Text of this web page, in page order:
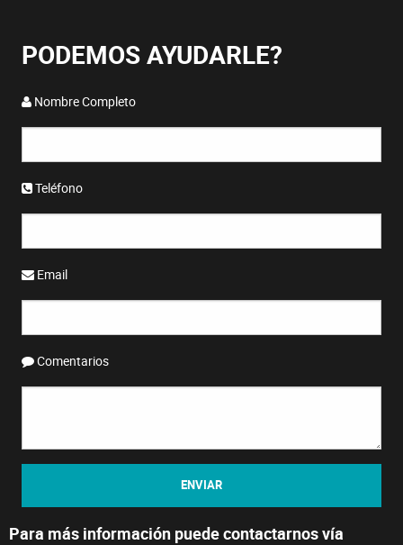
PODEMOS AYUDARLE?
Nombre Completo
Teléfono
Email
Comentarios
ENVIAR
Para más información puede contactarnos vía